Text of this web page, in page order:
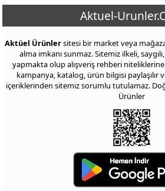
Aktuel-
Aktüel Ürünlersitesi bir market veya mağaza
alma imkanı sunmaz. Sitemiz ilkeli,
yapmakta olup alışveriş rehberi
kampanya, katalog, ürün bilgisi paylaşılır
içeriklerinden sitemiz sorumlu tutulamaz.
Ürünler